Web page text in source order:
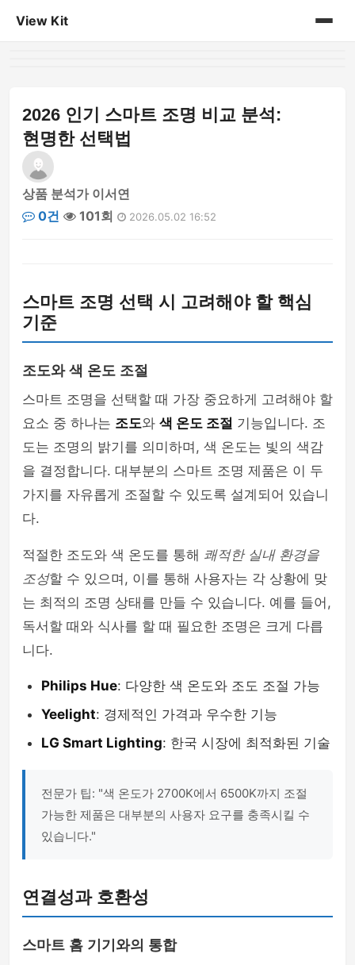
View Kit
2026 인기 스마트 조명 비교 분석:
현명한 선택법
상품 분석가 이서연
0건
101회 2026.05.02 16:52
스마트 조명 선택 시 고려해야 할 핵심
기준
조도와 색 온도 조절
스마트 조명을 선택할 때 가장 중요하게 고려해야 할
요소 중 하나는 조도와 색 온도 조절 기능입니다. 조
도는 조명의 밝기를 의미하며, 색 온도는 빛의 색감
을 결정합니다. 대부분의 스마트 조명 제품은 이 두
가지를 자유롭게 조절할 수 있도록 설계되어 있습니
다.
적절한 조도와 색 온도를 통해 쾌적한 실내 환경을
조성할 수 있으며, 이를 통해 사용자는 각 상황에 맞
는 최적의 조명 상태를 만들 수 있습니다. 예를 들어,
독서할 때와 식사를 할 때 필요한 조명은 크게 다릅
니다.
Philips Hue: 다양한 색 온도와 조도 조절 가능
Yeelight: 경제적인 가격과 우수한 기능
LG Smart Lighting: 한국 시장에 최적화된 기술
전문가 팁: "색 온도가 2700K에서 6500K까지 조절
가능한 제품은 대부분의 사용자 요구를 충족시킬 수
있습니다."
연결성과 호환성
스마트 홈 기기와의 통합